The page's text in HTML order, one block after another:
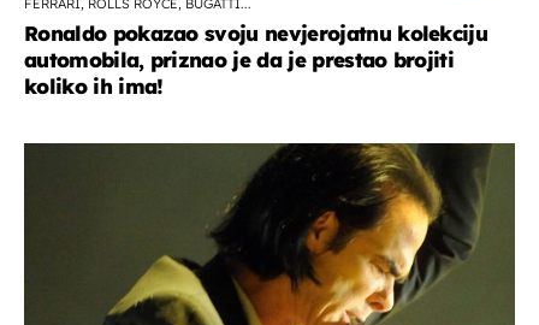
FERRARI, ROLLS ROYCE, BUGATTI...
Ronaldo pokazao svoju nevjerojatnu kolekciju
automobila, priznao je da je prestao brojiti
koliko ih ima!